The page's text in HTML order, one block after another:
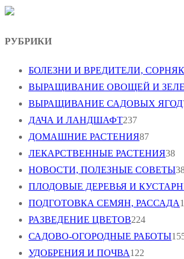
РУБРИКИ
БОЛЕЗНИ И ВРЕДИТЕЛИ,
ВЫРАЩИВАНИЕ ОВОЩЕЙ И
ВЫРАЩИВАНИЕ САДОВЫХ ЯГОД
ДАЧА И ЛАНДШАФТ237
ДОМАШНИЕ РАСТЕНИЯ87
ЛЕКАРСТВЕННЫЕ РАСТЕНИЯ38
НОВОСТИ, ПОЛЕЗНЫЕ СОВЕТЫ
ПЛОДОВЫЕ ДЕРЕВЬЯ И
ПОДГОТОВКА СЕМЯН, РАССАДА
РАЗВЕДЕНИЕ ЦВЕТОВ224
САДОВО-ОГОРОДНЫЕ РАБОТЫ
УДОБРЕНИЯ И ПОЧВА122